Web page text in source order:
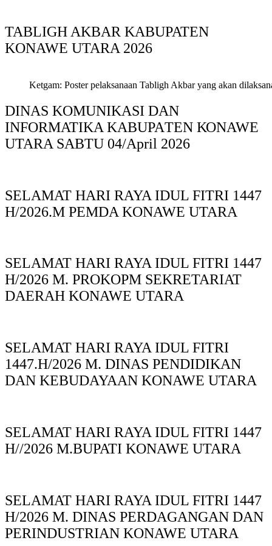
TABLIGH AKBAR KABUPATEN
KONAWE UTARA 2026
Ketgam: Poster pelaksanaan Tabligh Akbar yang akan
DINAS KOMUNIKASI DAN
INFORMATIKA KABUPAΤΕΝ ΚΟNAWE
UTARA SABTU 04/April 2026
SELAMAT HARI RAYA IDUL FITRI 1447
H/2026.M PEMDA KONAWE UTARA
SELAMAT HARI RAYA IDUL FITRI 1447
H/2026 M. PROKOPM SEKRETARIAT
DAERAH KONAWE UTARA
SELAMAT HARI RAYA IDUL FITRI
1447.H/2026 M. DINAS PENDIDIKAN
DAN KEBUDAYAAN KONAWE UTARA
SELAMAT HARI RAYA IDUL FITRI 1447
H//2026 M.BUPATI KONAWE UTARA
SELAMAT HARI RAYA IDUL FITRI 1447
H/2026 M. DINAS PERDAGANGAN DAN
PERINDUSTRIAN KONAWE UTARA